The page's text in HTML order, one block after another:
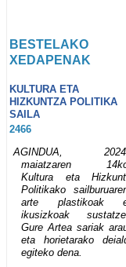
BESTELAKO
XEDAPENAK
KULTURA ETA
HIZKUNTZA POLITIKA
SAILA
2466
AGINDUA,
maiatzaren
Kultura eta
Politikako
arte plastikoak
ikusizkoak
Gure Artea sariak
eta horietarako
egiteko dena.